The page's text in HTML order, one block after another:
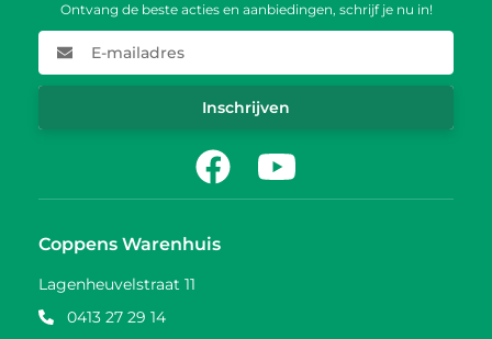
Ontvang de beste acties en aanbiedingen, schrijf je nu in!
E-mailadres
Inschrijven
FacebookYoutube
Coppens Warenhuis
Lagenheuvelstraat 11
0413 27 29 14